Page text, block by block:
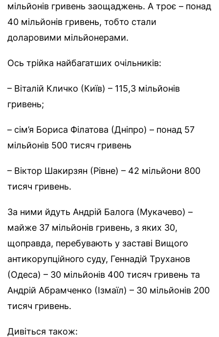
мільйонів гривень заощаджень. А троє – понад
40 мільйонів гривень, тобто стали
доларовими мільйонерами.
Ось трійка найбагатших очільників:
– Віталій Кличко (Київ) – 115,3 мільйонів
гривень;
– сім’я Бориса Філатова (Дніпро) – понад 57
мільйонів 500 тисяч гривень
– Віктор Шакирзян (Рівне) – 42 мільйони 800
тисяч гривень.
За ними йдуть Андрій Балога (Мукачево) –
майже 37 мільйонів гривень, з яких 30,
щоправда, перебувають у заставі Вищого
антикорупційного суду, Геннадій Труханов
(Одеса) – 30 мільйонів 400 тисяч гривень та
Андрій Абрамченко (Ізмаїл) – 30 мільйонів 200
тисяч гривень.
Дивіться також: